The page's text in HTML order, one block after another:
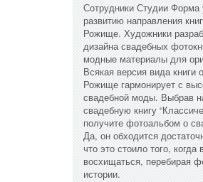
Сотрудники Студии
развитию направления
Рожище. Художники
дизайна свадебных
модные материалы для
Всякая версия вида книги
Рожище гармонирует с
свадебной моды. Выбрав
свадебную книгу
получите фотоальбом о
Да, он обходится
что это стоило того,
восхищаться, перебирая
истории.